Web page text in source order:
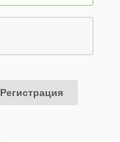
Регистрация